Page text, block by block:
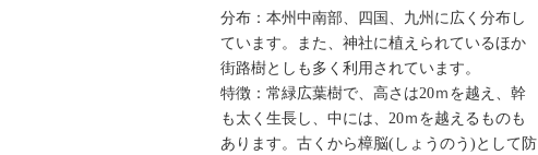
分布：本州中南部、四国、九州に広く分布し
ています。また、神社に植えられているほか
街路樹としも多く利用されています。
特徴：常緑広葉樹で、高さは20ｍを越え、幹
も太く生長し、中には、20ｍを越えるものも
あります。古くから樟脳(しょうのう)として防